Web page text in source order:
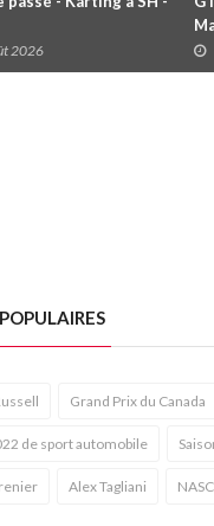
2026
Grand Prix du Canada
de sport automobile
Alex Tagliani